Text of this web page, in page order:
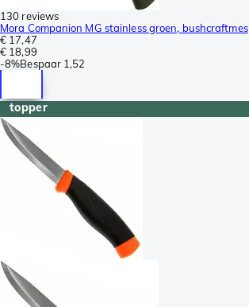
130 reviews
Mora Companion MG stainless groen, bushcraftmes
€ 17,47
€ 18,99
-8%Bespaar 1,52
topper